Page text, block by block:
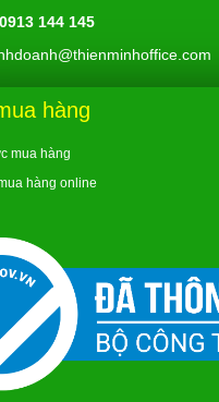
0913 144 145
hàng
mua hàng
hàng online